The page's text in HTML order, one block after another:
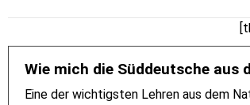
Wie mich die Süddeutsche aus
Eine der wichtigsten Lehren aus dem